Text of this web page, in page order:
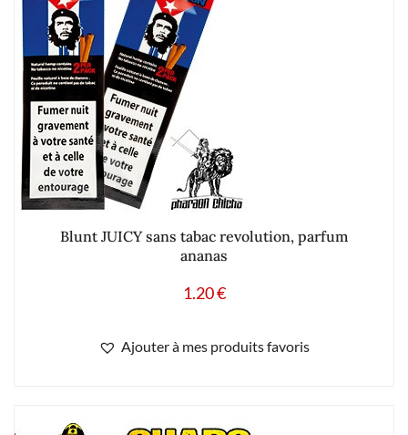
Blunt JUICY sans tabac revolution, parfum
ananas
1.20€
Ajouter à mes produits favoris